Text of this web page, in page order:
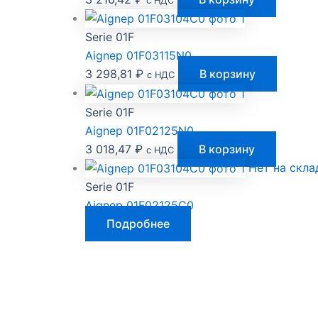
Serie 01F
Aignep 01F03115N0
3 298,81 ₽ с НДС В корзину
Serie 01F
Aignep 01F02125N0
3 018,47 ₽ с НДС
В корзину
Нет на
Serie 01F
Aignep 01F02125C0
Подробнее